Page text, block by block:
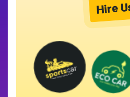
Hire